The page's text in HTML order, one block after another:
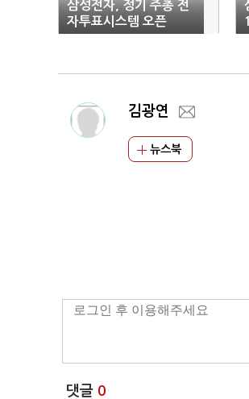
삼성전자, 정기 주총 전
자투표시스템 오픈
김광연
뉴스북
댓글 0